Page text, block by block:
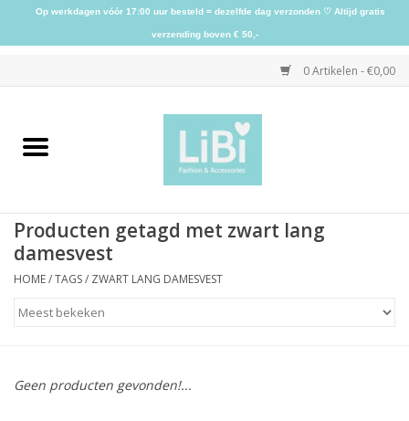
0 Artikelen - €0,00
Home
Kleding
Accessoires
Producten getagd met zwart lang
damesvest
HOME/TAGS/ ZWART LANG DAMESVEST
Geen producten gevonden!...
Op werkdagen vóór 17:00 uur besteld = dezelfde dag verzonden ♡ Altijd gratis
verzending boven € 50,-